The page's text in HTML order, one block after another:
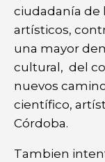
ciudadanía de
artísticos,
una mayor
cultural, del
nuevos
científico,
Córdoba.
Tambien